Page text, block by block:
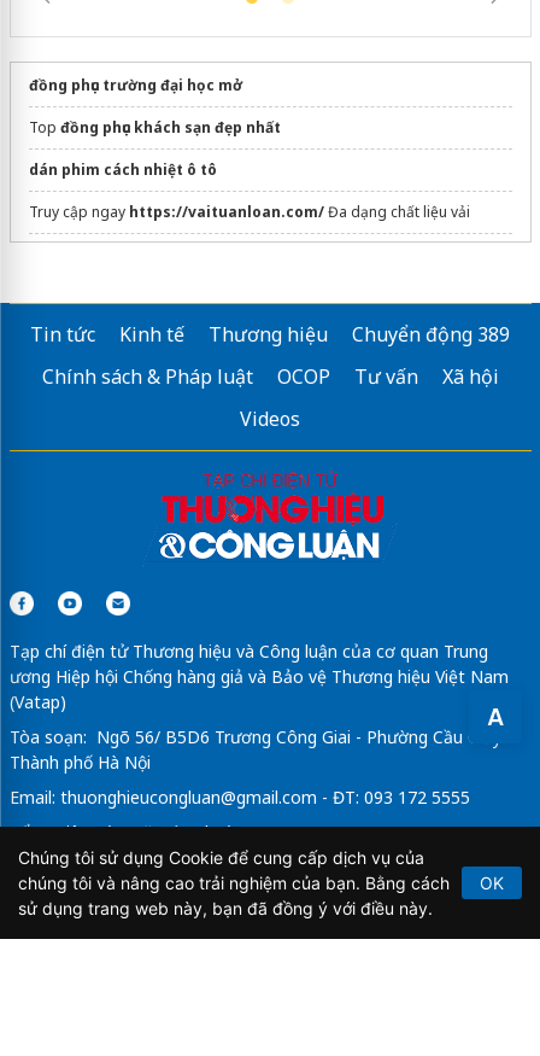
A
đồng phục trường đại học mở
Top đồng phục khách sạn đẹp nhất
dán phim cách nhiệt ô tô
Truy cập ngay https://vaituanloan.com/Đa dạng chất liệu vải
Xưởng may Đồng Phục Blouseở hà nội
Mẫuáo chạy bộ đẹp, thoáng mát
Tin tức Kinh tế Thương hiệu
Chuyển động 389
Chính sách & Pháp luật
OCOP Tư vấn
Xã hội
Videos
Tạp chí điện tử Thương hiệu và Công luận của cơ quan Trung
ương Hiệp hội Chống hàng giả và Bảo vệ Thương hiệu Việt Nam
(Vatap)
Tòa soạn: Ngõ 56/ B5D6 Trương Công Giai - Phường Cầu Giấy -
Thành phố Hà Nội
Email: thuonghieucongluan@gmail.com - ĐT: 093 172 5555
Tổng Biên Tập: Vũ Đức Thuận
Giấy phép hoạt động báo chí điện tử số 64/GP-BTTTT do Bộ
Thông tin và Truyền thông cấp ngày 21/2/2020.
Chúng tôi sử dụng Cookie để cung cấp dịch vụ của
chúng tôi và nâng cao trải nghiệm của bạn. Bằng cách
sử dụng trang web này, bạn đã đồng ý với điều này.
OK